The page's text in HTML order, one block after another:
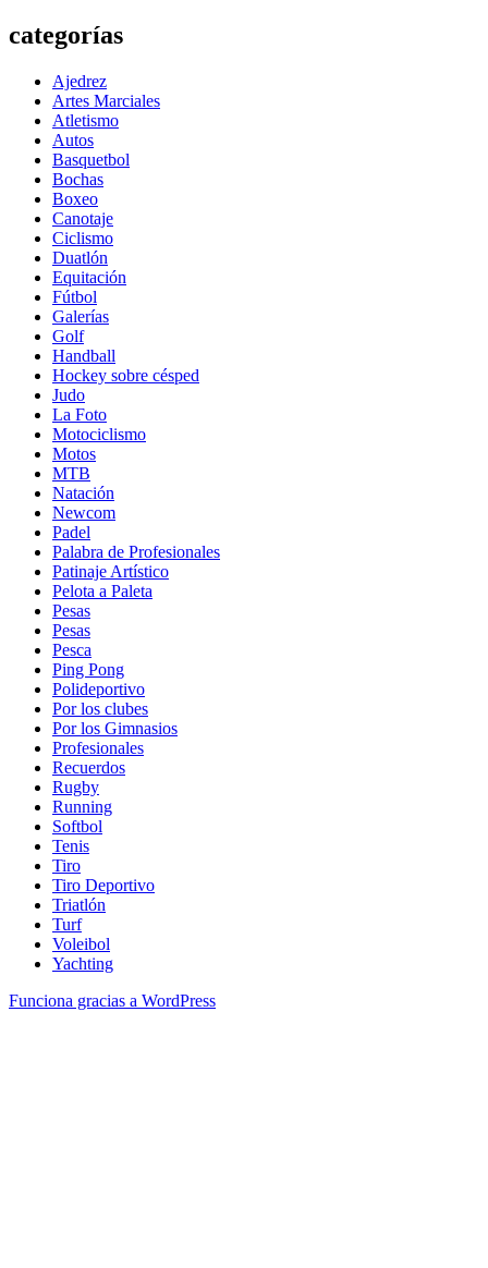
categorías
Ajedrez
Artes Marciales
Atletismo
Autos
Basquetbol
Bochas
Boxeo
Canotaje
Ciclismo
Duatlón
Equitación
Fútbol
Galerías
Golf
Handball
Hockey sobre césped
Judo
La Foto
Motociclismo
Motos
MTB
Natación
Newcom
Padel
Palabra de Profesionales
Patinaje Artístico
Pelota a Paleta
Pesas
Pesas
Pesca
Ping Pong
Polideportivo
Por los clubes
Por los Gimnasios
Profesionales
Recuerdos
Rugby
Running
Softbol
Tenis
Tiro
Tiro Deportivo
Triatlón
Turf
Voleibol
Yachting
Funciona gracias a WordPress